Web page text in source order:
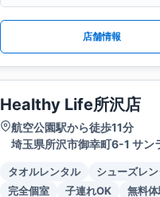
店舗情報
Healthy Life所沢店
航空公園駅から徒歩11分
埼玉県所沢市御幸町6-1 サン
タオルレンタル シューズレ
完全個室
子連れOK 無料